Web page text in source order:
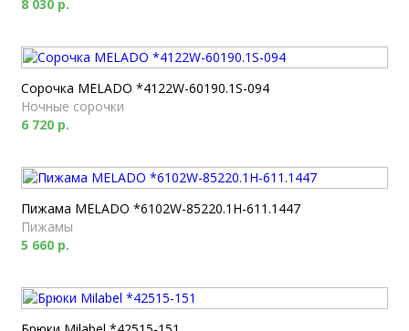
8 030 р.
Сорочка MELADO *4122W-60190.1S-094
Ночные сорочки
6 720 р.
Пижама MELADO *6102W-85220.1H-611.1447
Пижамы
5 660 р.